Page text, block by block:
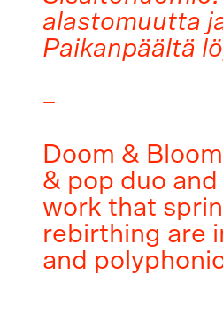
alastomuutta
Paikanpäältä
–
Doom &
& pop duo
work that
rebirthing are
and